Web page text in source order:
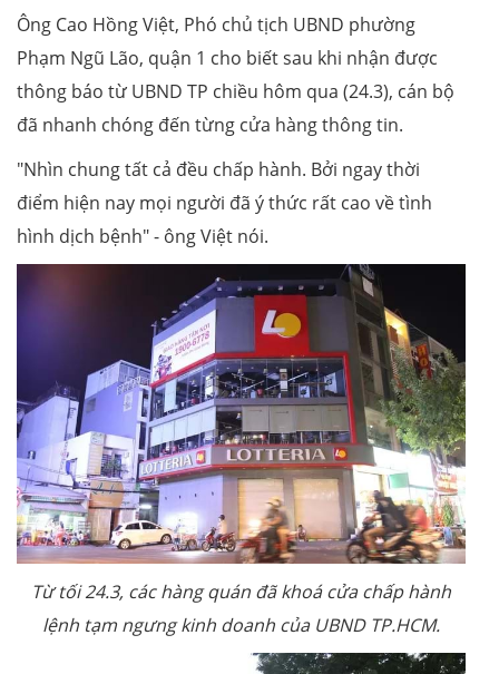
Ông Cao Hồng Việt, Phó chủ tịch UBND phường
Phạm Ngũ Lão, quận 1 cho biết sau khi nhận được
thông báo từ UBND TP chiều hôm qua (24.3), cán bộ
đã nhanh chóng đến từng cửa hàng thông tin.
"Nhìn chung tất cả đều chấp hành. Bởi ngay thời
điểm hiện nay mọi người đã ý thức rất cao về tình
hình dịch bệnh" - ông Việt nói.
Từ tối 24.3, các hàng quán đã khoá cửa chấp hành
lệnh tạm ngưng kinh doanh của UBND TP.HCM.